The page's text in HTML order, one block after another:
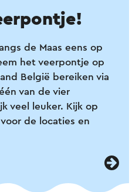
de Maas eens op
het veerpontje op
België bereiken via
van de vier
veel leuker. Kijk op
de locaties en